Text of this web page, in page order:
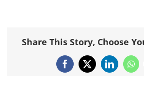
Share This Story, Choose
Facebook
X LinkedIn